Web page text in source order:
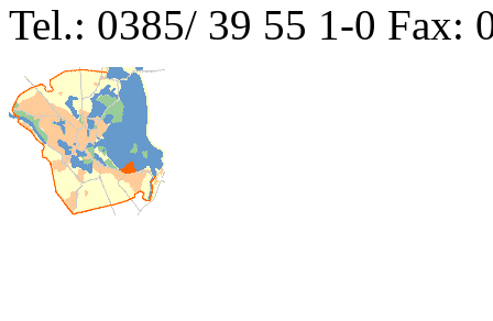
Tel.: 0385/ 39 55 1-0 Fax: